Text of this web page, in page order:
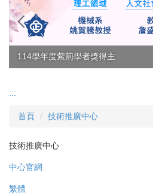
114學年度紫荊學者獎得主
:::
首頁 技術推廣中心
技術推廣中心
中心官網
繁體